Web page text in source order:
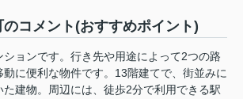
コメント(おすすめポイント)
ションです。行き先や用途によって2つの路
に便利な物件です。13階建てで、街並みに
建物。周辺には、徒歩2分で利用できる駅